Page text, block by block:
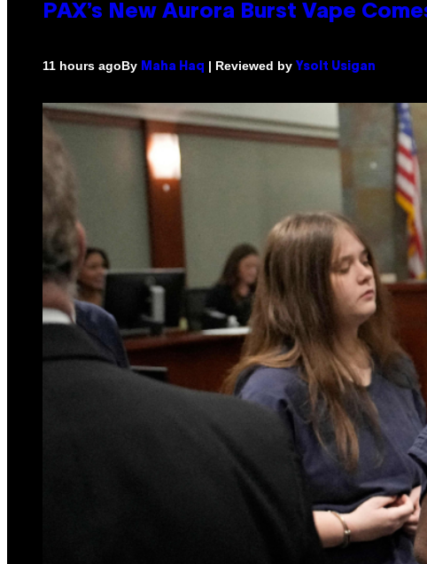
PAX’s New Aurora Burst Vape
11 hours agoBy Maha Haq | Reviewed by Ysolt Usigan